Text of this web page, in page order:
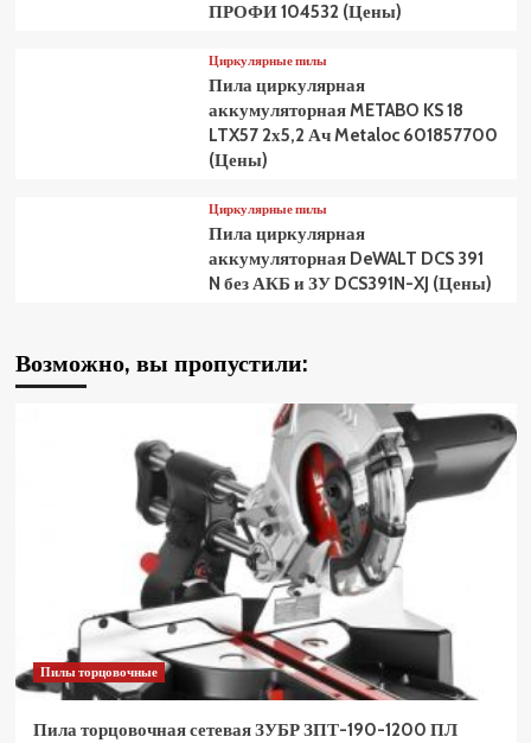
ПРОФИ 104532 (Цены)
Циркулярные пилы
Пила циркулярная
аккумуляторная METABO KS 18
LTX57 2х5,2 Ач Metaloc 601857700
(Цены)
Циркулярные пилы
Пила циркулярная
аккумуляторная DeWALT DCS 391
N без АКБ и ЗУ DCS391N-XJ (Цены)
Возможно, вы пропустили:
Пилы торцовочные
Пила торцовочная сетевая ЗУБР ЗПТ-190-1200 ПЛ